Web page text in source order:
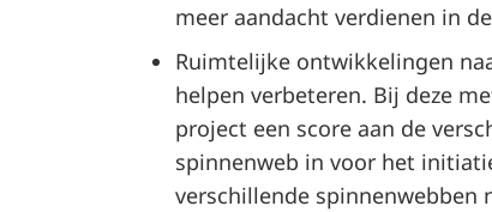
meer aandacht verdienen in
Ruimtelijke ontwikkelingen
helpen verbeteren. Bij deze
project een score aan de
spinnenweb in voor het
verschillende spinnenwebben